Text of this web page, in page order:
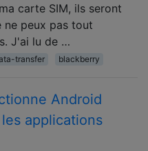
carte SIM, ils seront
ne peux pas tout
J'ai lu de …
transfer blackberry
Android
applications